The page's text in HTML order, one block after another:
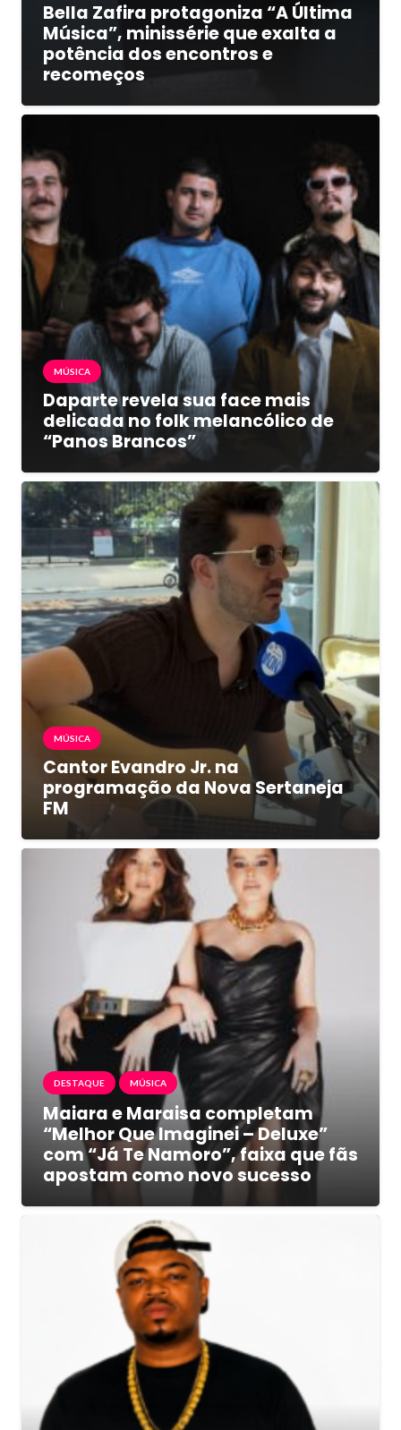
Bella Zafira protagoniza “A Última
Música”, minissérie que exalta a
potência dos encontros e
recomeços
MÚSICA
Daparte revela sua face mais
delicada no folk melancólico de
“Panos Brancos”
MÚSICA
Cantor Evandro Jr. na
programação da Nova Sertaneja
FM
DESTAQUE MÚSICA
Maiara e Maraisa completam
“Melhor Que Imaginei – Deluxe”
com “Já Te Namoro”, faixa que fãs
apostam como novo sucesso